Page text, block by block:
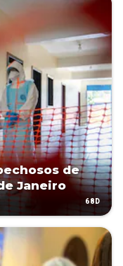
de
Janeiro
68D